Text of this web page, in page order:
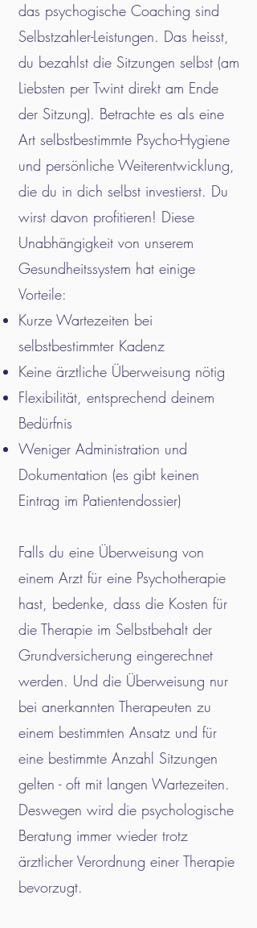
das psychogische Coaching sind
Selbstzahler-Leistungen. Das heisst,
du bezahlst die Sitzungen selbst (am
Liebsten per Twint direkt am Ende
der Sitzung). Betrachte es als eine
Art selbstbestimmte Psycho-Hygiene
und persönliche Weiterentwicklung,
die du in dich selbst investierst. Du
wirst davon profitieren! Diese
Unabhängigkeit von unserem
Gesundheitssystem hat einige
Vorteile:
Kurze Wartezeiten bei
selbstbestimmter Kadenz
Keine ärztliche Überweisung nötig
Flexibilität, entsprechend deinem
Bedürfnis
Weniger Administration und
Dokumentation (es gibt keinen
Eintrag im Patientendossier)
Falls du eine Überweisung von
einem Arzt für eine Psychotherapie
hast, bedenke, dass die Kosten für
die Therapie im Selbstbehalt der
Grundversicherung eingerechnet
werden. Und die Überweisung nur
bei anerkannten Therapeuten zu
einem bestimmten Ansatz und für
eine bestimmte Anzahl Sitzungen
gelten - oft mit langen Wartezeiten.
Deswegen wird die psychologische
Beratung immer wieder trotz
ärztlicher Verordnung einer Therapie
bevorzugt.